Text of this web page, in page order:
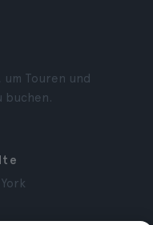
Touren und
buchen.